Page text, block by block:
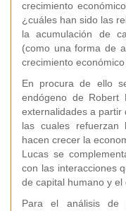
crecimiento
¿cuáles han sido las
la acumulación de
(como una forma de
crecimiento
En procura de ello
endógeno de Robert
externalidades a partir
las cuales
hacen crecer la
Lucas se
con las interacciones
de capital humano y el
Para el análisis de